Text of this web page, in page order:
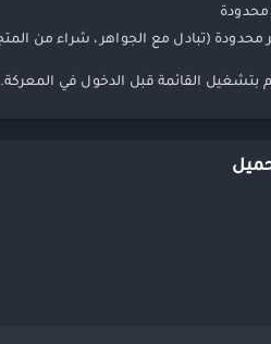
بتشغيل القائمة قبل الدخول في المعركة.